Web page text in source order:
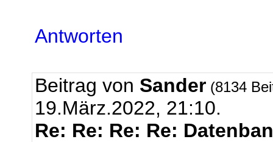
Antworten
Beitrag von Sander (8134
19.März.2022, 21:10.
Re: Re: Re: Re: